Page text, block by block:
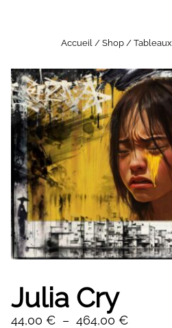
Accueil / Shop / Tableaux
Julia Cry
44,00 € – 464,00 €Plage